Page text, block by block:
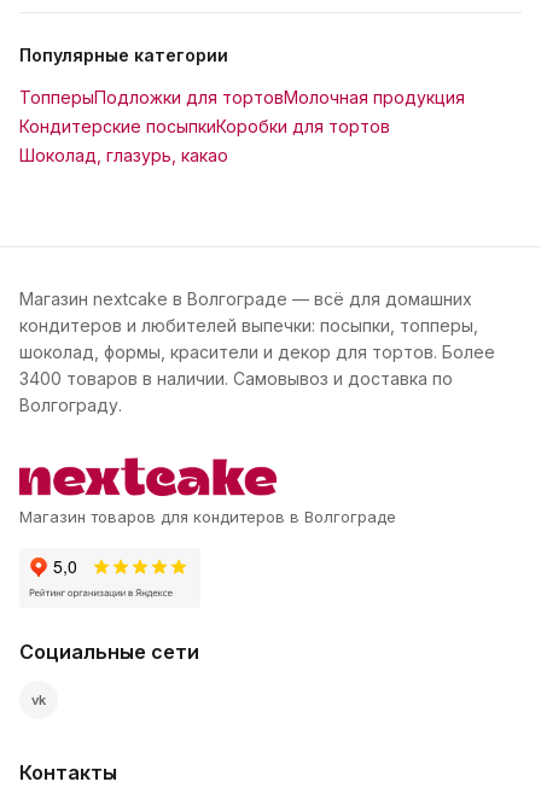
Популярные категории
ТопперыПодложки для тортовМолочная продукция
Кондитерские посыпкиКоробки для тортов
Шоколад, глазурь, какао
Магазин nextcake в Волгограде — всё для домашних
кондитеров и любителей выпечки: посыпки, топперы,
шоколад, формы, красители и декор для тортов. Более
3400 товаров в наличии. Самовывоз и доставка по
Волгограду.
Магазин товаров для кондитеров в Волгограде
Социальные сети
vk
Контакты